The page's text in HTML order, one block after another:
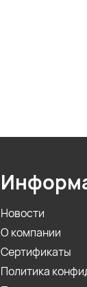
Новости
О компании
Сертификаты
Политика